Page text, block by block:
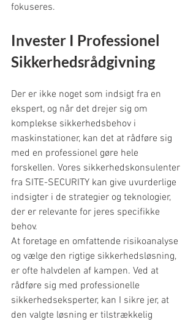
fokuseres.
Invester I Professionel
Sikkerhedsrådgivning
Der er ikke noget som indsigt fra en
ekspert, og når det drejer sig om
komplekse sikkerhedsbehov i
maskinstationer, kan det at rådføre sig
med en professionel gøre hele
forskellen. Vores sikkerhedskonsulenter
fra SITE-SECURITY kan give uvurderlige
indsigter i de strategier og teknologier,
der er relevante for jeres specifikke
behov.
At foretage en omfattende risikoanalyse
og vælge den rigtige sikkerhedsløsning,
er ofte halvdelen af kampen. Ved at
rådføre sig med professionelle
sikkerhedseksperter, kan I sikre jer, at
den valgte løsning er tilstrækkelig